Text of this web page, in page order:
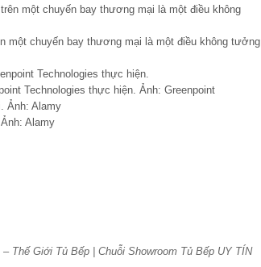
một chuyến bay thương mại là một điều không tưởng.
Technologies thực hiện. Ảnh: Greenpoint
Alamy
Thế Giới Tủ Bếp | Chuỗi Showroom Tủ Bếp UY TÍN